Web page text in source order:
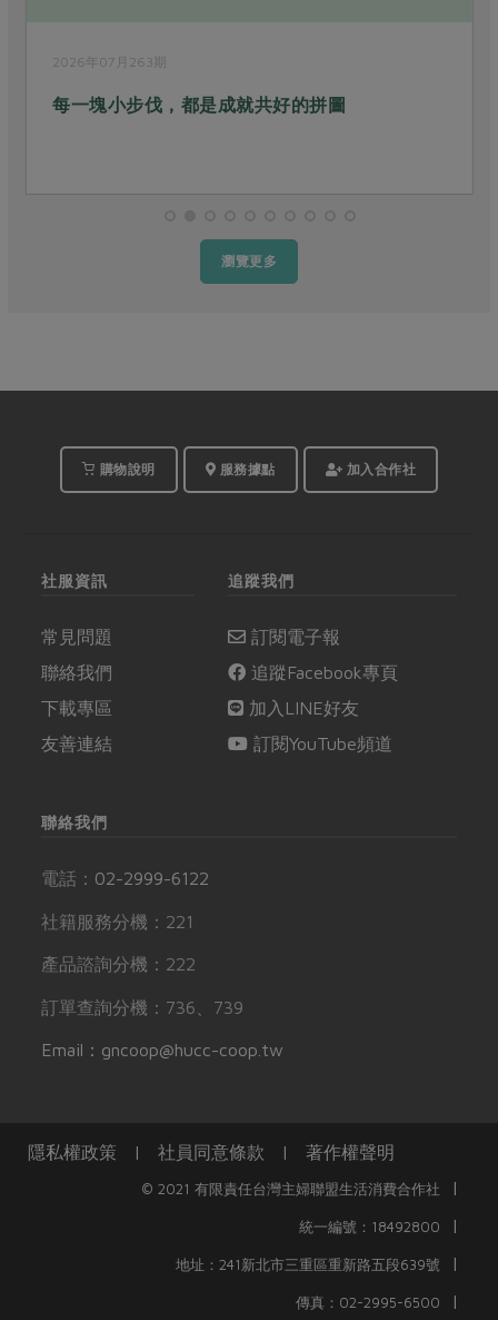
2026年06月262期
參與是條長長的河
瀏覽更多
購物說明 服務據點 加入合作社
社服資訊
常見問題
聯絡我們
下載專區
友善連結
追蹤我們
訂閱電子報
追蹤Facebook專頁
加入LINE好友
訂閱YouTube頻道
聯絡我們
電話： 02-2999-6122
社籍服務分機：221
產品諮詢分機：222
訂單查詢分機：736、739
Email：gncoop@hucc-coop.tw
隱私權政策 | 社員同意條款 | 著作權聲明
© 2021 有限責任台灣主婦聯盟生活消費合作社 |
統一編號：18492800 |
地址：241新北市三重區重新路五段639號 |
傳真：02-2995-6500 |